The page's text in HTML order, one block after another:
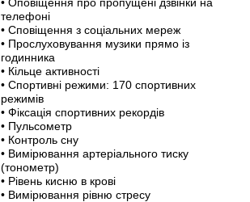
телефоні
• Сповіщення з соціальних мереж
• Прослуховування музики прямо із
годинника
• Кільце активності
• Спортивні режими: 170 спортивних
режимів
• Фіксація спортивних рекордів
• Пульсометр
• Контроль сну
• Вимірювання артеріального тиску
(тонометр)
• Рівень кисню в крові
• Вимірювання рівню стресу